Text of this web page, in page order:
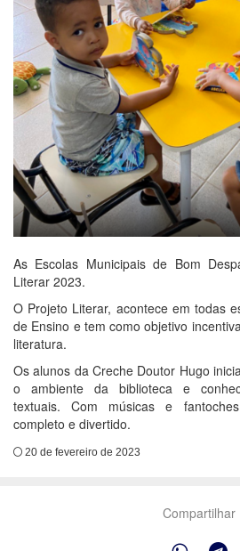
As Escolas Municipais de Bom
Literar 2023.
O Projeto Literar, acontece em todas
de Ensino e tem como objetivo
literatura.
Os alunos da Creche Doutor Hugo
o ambiente da biblioteca e
textuais. Com músicas e
completo e divertido.
20 de fevereiro de 2023
Compartilhar